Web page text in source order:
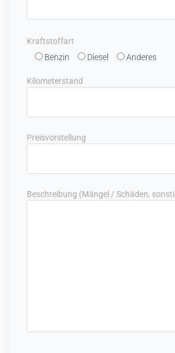
Kraftstoffart
Benzin
Diesel Anderes
Kilometerstand
Preisvorstellung
Beschreibung (Mängel / Schäden,